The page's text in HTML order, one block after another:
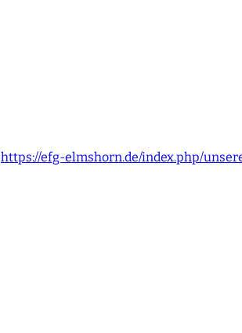
https://efg-elmshorn.de/index.php/